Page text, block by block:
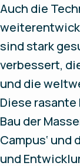
Auch die
sind stark
verbessert,
und die
Diese
Bau der
Campus‘
und